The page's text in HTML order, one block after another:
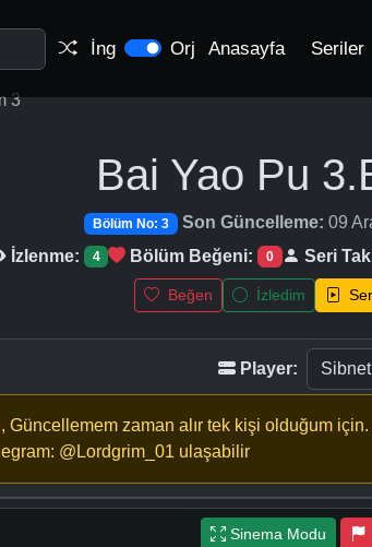
İng Orj Anasayfa Seriler
3
Bai Yao Pu
Bölüm No: 3 Son Güncelleme: 09
İzlenme:
4 Bölüm Beğeni: 0 Seri
Beğen İzledim
Player:
zaman alır tek kişi olduğum için.
@Lordgrim_01 ulaşabilir
Sinema Modu